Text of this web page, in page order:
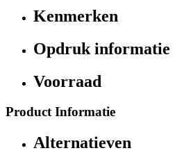
Kenmerken
Opdruk informatie
Voorraad
Product Informatie
Alternatieven